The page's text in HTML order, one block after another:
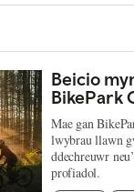
Beicio
BikePark
Mae gan
lwybrau llawn
ddechreuwr
profiadol.